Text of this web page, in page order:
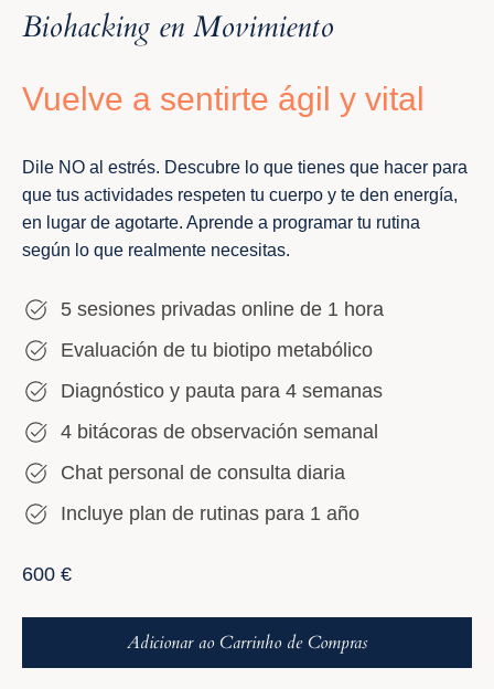
Biohacking en Movimiento
Vuelve a sentirte ágil y vital
Dile NO al estrés. Descubre lo que tienes que hacer para
que tus actividades respeten tu cuerpo y te den energía,
en lugar de agotarte. Aprende a programar tu rutina
según lo que realmente necesitas.
5 sesiones privadas online de 1 hora
Evaluación de tu biotipo metabólico
Diagnóstico y pauta para 4 semanas
4 bitácoras de observación semanal
Chat personal de consulta diaria
Incluye plan de rutinas para 1 año
Preço
600 €
Adicionar ao Carrinho de Compras